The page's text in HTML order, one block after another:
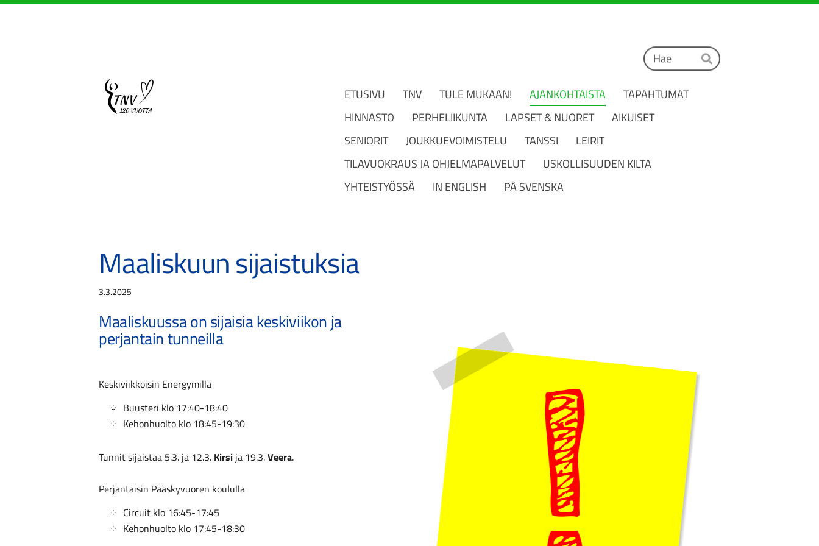
Haku
Hae
Sivuston etusivulle
ETUSIVU TNV TULE MUKAAN! AJANKOHTAISTA
TAPAHTUMAT
HINNASTO
PERHELIIKUNTA LAPSET & NUORET
AIKUISET
SENIORIT
JOUKKUEVOIMISTELU TANSSI
LEIRIT
TILAVUOKRAUS JA OHJELMAPALVELUT
USKOLLISUUDEN KILTA
YHTEISTYÖSSÄ
IN ENGLISH PÅ SVENSKA
Maaliskuun sijaistuksia
3.3.2025
Maaliskuussa on sijaisia keskiviikon ja
perjantain tunneilla
Keskiviikkoisin Energymillä
Buusteri klo 17:40-18:40
Kehonhuolto klo 18:45-19:30
Tunnit sijaistaa 5.3. ja 12.3. Kirsi ja 19.3.Veera.
Perjantaisin Pääskyvuoren koululla
Circuit klo 16:45-17:45
Kehonhuolto klo 17:45-18:30